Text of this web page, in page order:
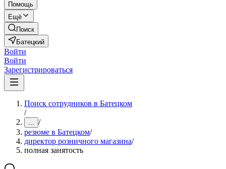
Помощь
Ещё
Поиск
Батецкий
Войти
Войти
Зарегистрироваться
Поиск сотрудников в Батецком
/
... /
резюме в Батецком/
директор розничного магазина/
полная занятость